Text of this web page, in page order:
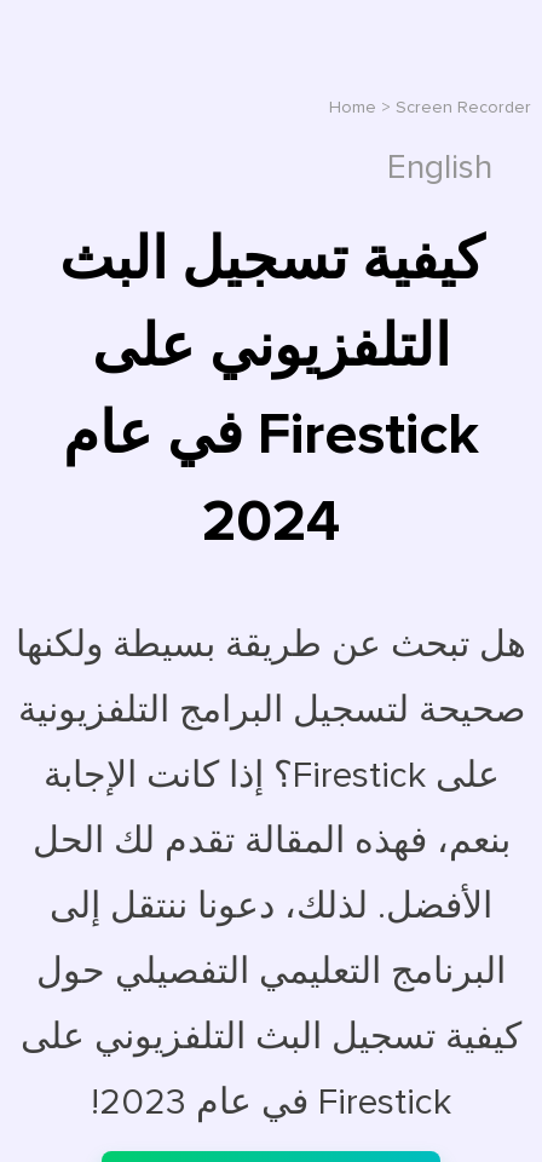
Home > Screen Recorder
English
كيفية تسجيل البث
التلفزيوني على
Firestick في عام
2024
هل تبحث عن طريقة بسيطة ولكنها
صحيحة لتسجيل البرامج التلفزيونية
على Firestick؟ إذا كانت الإجابة
بنعم، فهذه المقالة تقدم لك الحل
الأفضل. لذلك، دعونا ننتقل إلى
البرنامج التعليمي التفصيلي حول
كيفية تسجيل البث التلفزيوني على
Firestick في عام 2023!
